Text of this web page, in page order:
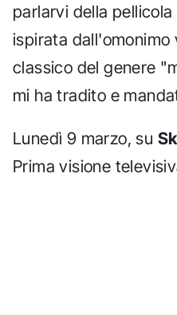
parlarvi della pellicola
ispirata dall'omonimo
classico del genere
mi ha tradito e
Lunedì 9 marzo, su
Prima visione